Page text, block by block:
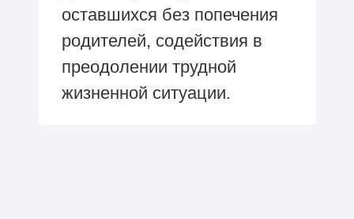
оставшихся без попечения
родителей, содействия в
преодолении трудной
жизненной ситуации.